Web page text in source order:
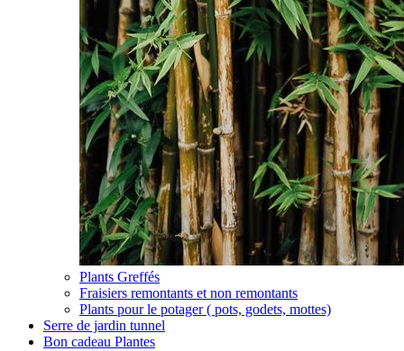
Plants Greffés
Fraisiers remontants et non remontants
Plants pour le potager ( pots, godets, mottes)
Serre de jardin tunnel
Bon cadeau Plantes